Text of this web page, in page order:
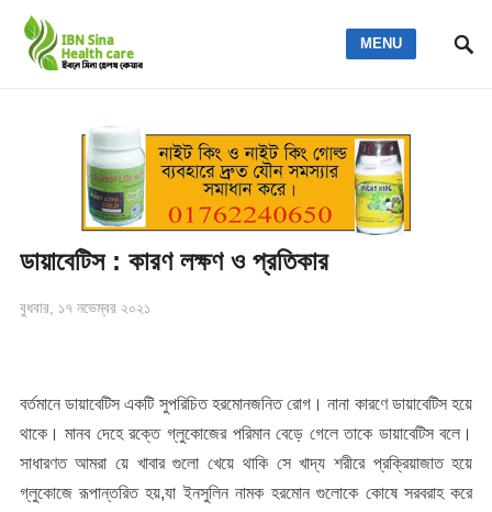
MENU
ডায়াবেটিস : কারণ লক্ষণ ও প্রতিকার
বুধবার, ১৭ নভেম্বর ২০২১
বর্তমানে ডায়াবেটিস একটি সুপরিচিত হরমোনজনিত রোগ। নানা কারণে ডায়াবেটিস হয়ে
থাকে। মানব দেহে রক্তে গ্লুকোজের পরিমান বেড়ে গেলে তাকে ডায়াবেটিস বলে।
সাধারণত আমরা য়ে খাবার গুলো খেয়ে থাকি সে খাদ্য শরীরে প্রক্রিয়াজাত হয়ে
গ্লুকোজে রূপান্তরিত হয়,যা ইনসুলিন নামক হরমোন গুলোকে কোষে সরবরাহ করে